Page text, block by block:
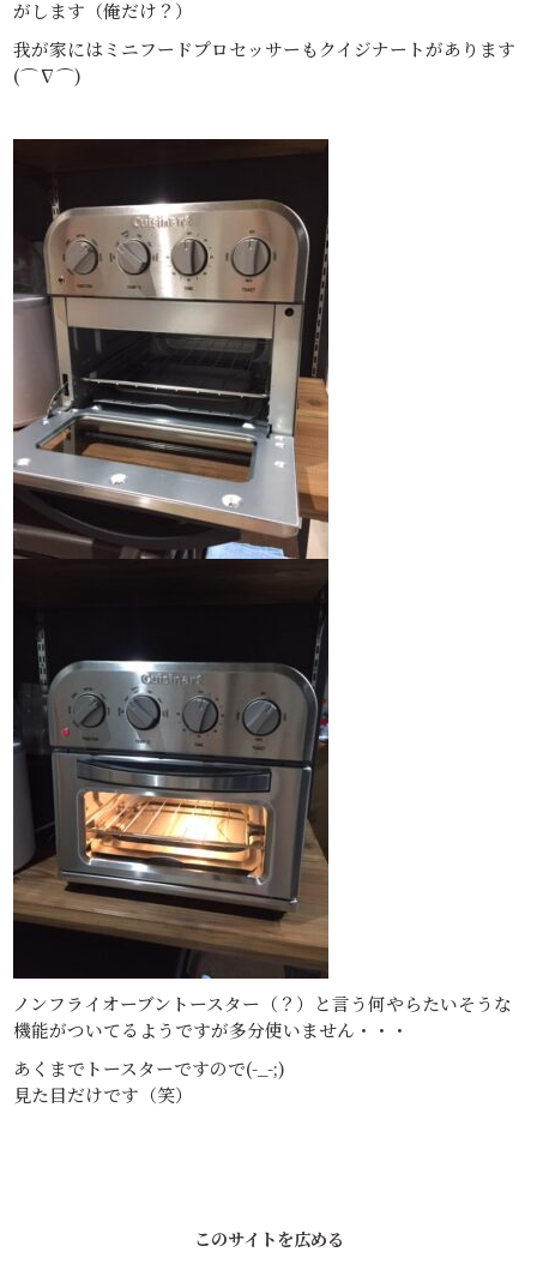
がします（俺だけ？）
我が家にはミニフードプロセッサーもクイジナートがあります
(⌒∇⌒)
ノンフライオーブントースター（？）と言う何やらたいそうな
機能がついてるようですが多分使いません・・・
あくまでトースターですので(-_-;)
見た目だけです（笑）
このサイトを広める